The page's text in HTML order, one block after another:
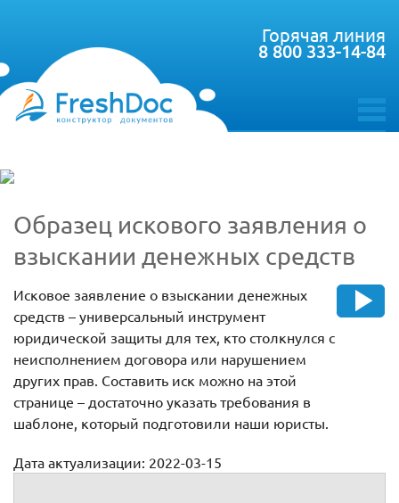
toggle
Горячая линия
8 800 333-14-84
Образец искового заявления о
взыскании денежных средств
Исковое заявление о взыскании денежных
средств – универсальный инструмент
юридической защиты для тех, кто столкнулся с
неисполнением договора или нарушением
других прав. Составить иск можно на этой
странице – достаточно указать требования в
шаблоне, который подготовили наши юристы.
Дата актуализации: 2022-03-15